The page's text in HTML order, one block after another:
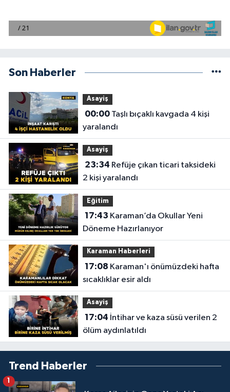
Son Haberler
Asayiş
00:00Taşlı bıçaklı kavgada 4 kişi
yaralandı
Asayiş
23:34
2 kişi yaralandı
Eğitim
17:43
Döneme Hazırlanıyor
Karaman Haberleri
17:08
sıcaklıklar esir aldı
Asayiş
17:04
ölüm aydınlatıldı
Trend Haberler
1